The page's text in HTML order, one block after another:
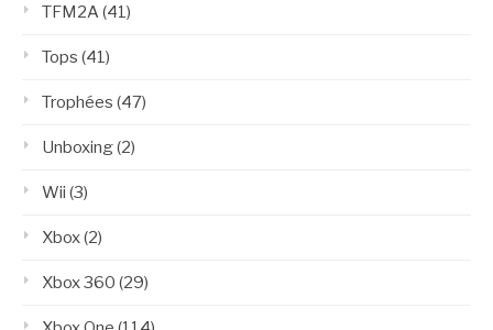
TFM2A(41)
Tops (41)
Trophées (47)
Unboxing(2)
Wii (3)
Xbox(2)
Xbox 360 (29)